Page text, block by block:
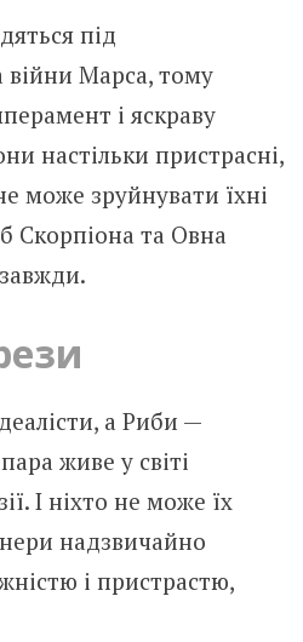
під
війни Марса, тому
і яскраву
настільки пристрасні,
може зруйнувати їхні
Скорпіона та Овна
а Риби —
живе у світі
І ніхто не може їх
надзвичайно
і пристрастю,